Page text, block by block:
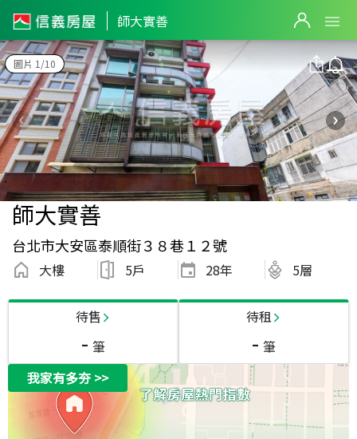
師大實善
圖片 1/10
師大實善
台北市大安區泰順街３８巷１２號
大樓 5戶 28年 5層
待售
- 筆
待租
- 筆
我家有多夯>>